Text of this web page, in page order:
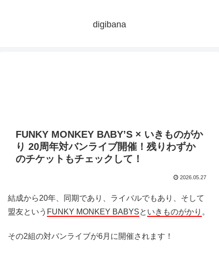
digibana
FUNKY MONKEY BΛBYʼS × いきものがか
り 20周年対バンライブ開催！残りわずか
のチケットもチェックして！
2026.05.27
結成から20年、同期であり、ライバルでもあり、そして
盟友という FUNKY MONKEY BABYSと いきものがかり 。
その2組の対バンライブが6月に開催されます！